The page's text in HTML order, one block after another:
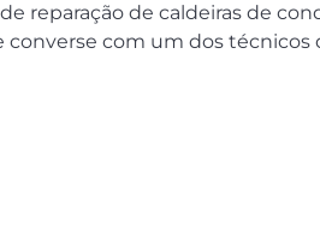
reparação de caldeiras de
converse com um dos técnicos